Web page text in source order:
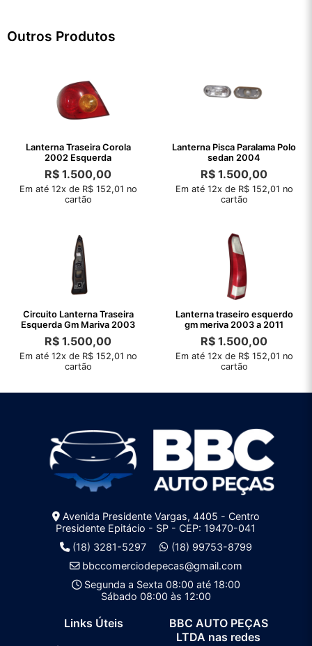
Outros Produtos
Lanterna Traseira Corola
2002 Esquerda
R$ 1.500,00
Em até 12x de R$ 152,01 no
cartão
Lanterna Pisca Paralama Polo
sedan 2004
R$ 1.500,00
Em até 12x de R$ 152,01 no
cartão
Circuito Lanterna Traseira
Esquerda Gm Mariva 2003
R$ 1.500,00
Em até 12x de R$ 152,01 no
cartão
Lanterna traseiro esquerdo
gm meriva 2003 a 2011
R$ 1.500,00
Em até 12x de R$ 152,01 no
cartão
Avenida Presidente Vargas, 4405 - Centro
Presidente Epitácio - SP - CEP: 19470-041
(18) 3281-5297
(18) 99753-8799
bbccomerciodepecas@gmail.com
Segunda a Sexta 08:00 até 18:00
Sábado 08:00 às 12:00
Links Úteis
BBC AUTO PEÇAS
LTDA nas redes